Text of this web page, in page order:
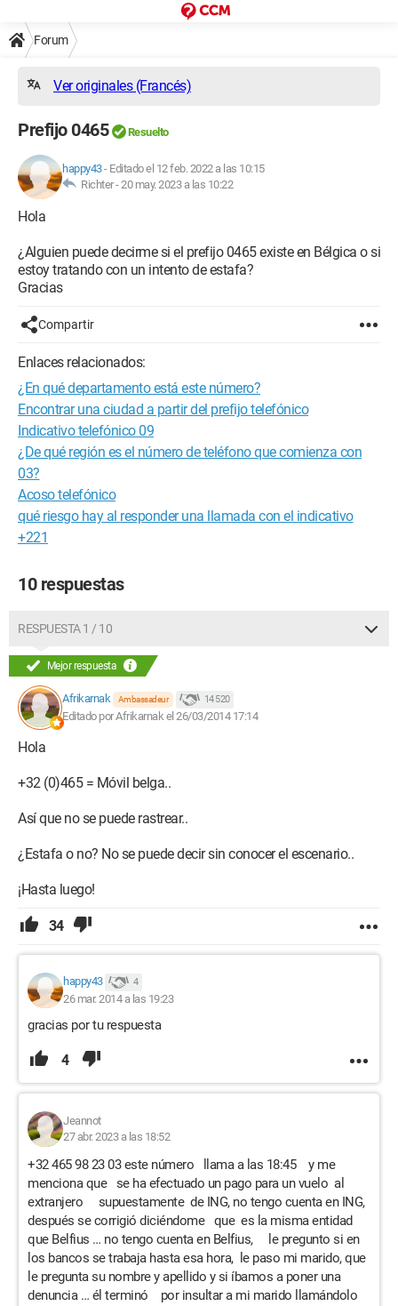
Forum
Ver originales (Francés)
Prefijo 0465 Resuelto
happy43- Editado el 12 feb. 2022 a las 10:15
Richter -20 may. 2023 a las 10:22
Hola
¿Alguien puede decirme si el prefijo 0465 existe en Bélgica o si
estoy tratando con un intento de estafa?
Gracias
Compartir
Enlaces relacionados:
¿En qué departamento está este número?
Encontrar una ciudad a partir del prefijo telefónico
Indicativo telefónico 09
¿De qué región es el número de teléfono que comienza con
03?
Acoso telefónico
qué riesgo hay al responder una llamada con el indicativo
+221
10 respuestas
RESPUESTA 1 / 10
Mejor respuesta
Afrikarnak Ambassadeur 14 520
Editado por Afrikarnak el 26/03/2014 17:14
Hola
+32 (0)465 = Móvil belga..
Así que no se puede rastrear..
¿Estafa o no? No se puede decir sin conocer el escenario..
¡Hasta luego!
34
happy43 4
26 mar. 2014 a las 19:23
gracias por tu respuesta
4
Jeannot
27 abr. 2023 a las 18:52
+32 465 98 23 03 este número llama a las 18:45 y me
menciona que se ha efectuado un pago para un vuelo al
extranjero supuestamente de ING, no tengo cuenta en ING,
después se corrigió diciéndome que es la misma entidad
que Belfius … no tengo cuenta en Belfius, le pregunto si en
los bancos se trabaja hasta esa hora, le paso mi marido, que
le pregunta su nombre y apellido y si íbamos a poner una
denuncia … él terminó por insultar a mi marido llamándolo